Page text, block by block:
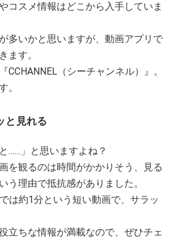
コスメ情報はどこから入手していま
多いかと思いますが、動画アプリで
ます。
CCHANNEL（シーチャンネル）』。
。
と見れる
……」と思いますよね？
を観るのは時間がかかりそう、見る
う理由で抵抗感がありました。
は約1分という短い動画で、サラッ
立ちな情報が満載なので、ぜひチェ